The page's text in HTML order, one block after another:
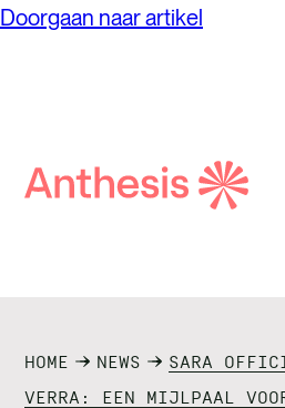
Doorgaan naar artikel
ONZE IMPACT
Anthese
HOME NEWS
SARA
VERRA: EEN MIJLPAAL